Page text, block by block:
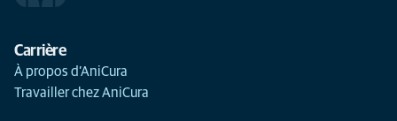
Carrière
À propos d’AniCura
Travailler chez AniCura